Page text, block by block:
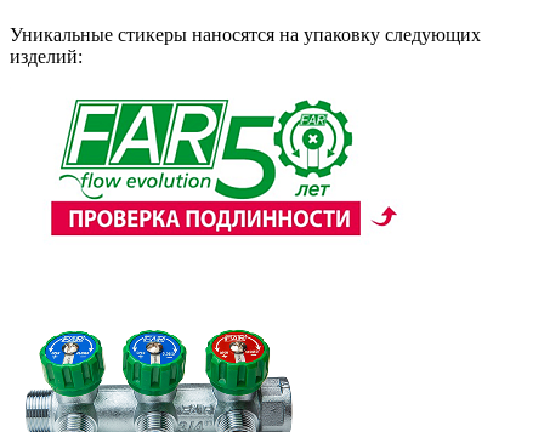
Уникальные стикеры наносятся на упаковку следующих
изделий: